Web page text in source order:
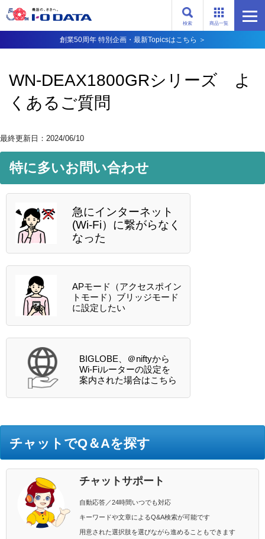
商品一覧
検索
創業50周年 特別企画・最新Topicsはこちら ＞
WN-DEAX1800GRシリーズ よ
くあるご質問
最終更新日：2024/06/10
特に多いお問い合わせ
急にインターネット
(Wi-Fi）に繋がらなく
なった
APモード（アクセスポイン
トモード）ブリッジモード
に設定したい
BIGLOBE、＠niftyから
Wi-Fiルーターの設定を
案内された場合はこちら
チャットでQ＆Aを探す
チャットサポート
自動応答／24時間いつでも対応
キーワードや文章によるQ&A検索が可能です
用意された選択肢を選びながら進めることもできます